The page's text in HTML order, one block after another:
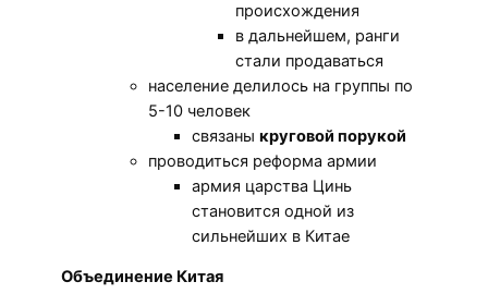
происхождения
в дальнейшем, ранги
стали продаваться
население делилось на группы по
5-10 человек
связаны круговой порукой
проводиться реформа армии
армия царства Цинь
становится одной из
сильнейших в Китае
Объединение Китая